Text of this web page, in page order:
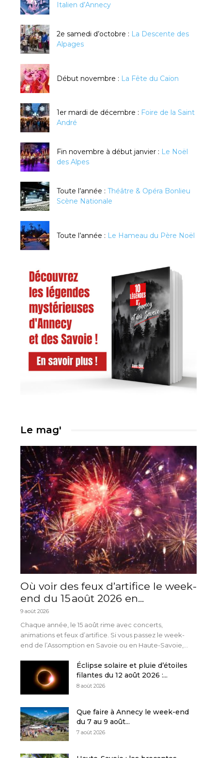
Italien d’Annecy
2e samedi d’octobre : La Descente des
Alpages
Début novembre : La Fête du Caïon
1er mardi de décembre : Foire de la Saint
André
Fin novembre à début janvier : Le Noël
des Alpes
Toute l’année : Théâtre & Opéra Bonlieu
Scène Nationale
Toute l’année : Le Hameau du Père Noël
Le mag'
Où voir des feux d’artifice le week-
end du 15 août 2026 en...
9 août 2026
Chaque année, le 15 août rime avec concerts,
animations et feux d’artifice. Si vous passez le week-
end de l’Assomption en Savoie ou en Haute-Savoie,...
Éclipse solaire et pluie d’étoiles
filantes du 12 août 2026 :...
8 août 2026
Que faire à Annecy le week-end
du 7 au 9 août...
7 août 2026